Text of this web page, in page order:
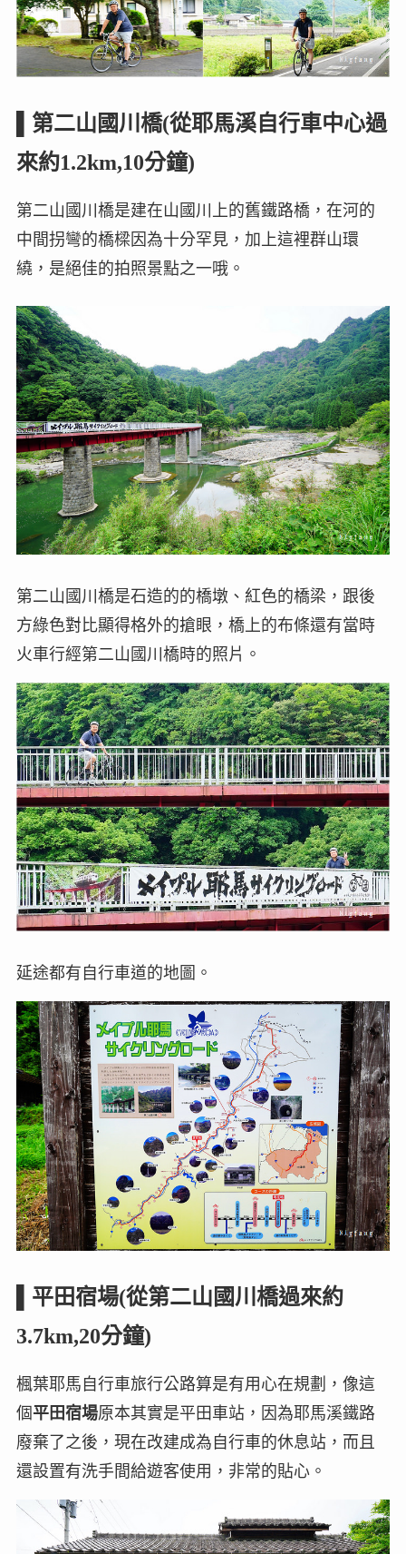
▌第二山國川橋(從耶馬溪自行車中心過
來約1.2km,10分鐘)
第二山國川橋是建在山國川上的舊鐵路橋，在河的
中間拐彎的橋樑因為十分罕見，加上這裡群山環
繞，是絕佳的拍照景點之一哦。
第二山國川橋是石造的的橋墩、紅色的橋梁，跟後
方綠色對比顯得格外的搶眼，橋上的布條還有當時
火車行經第二山國川橋時的照片。
延途都有自行車道的地圖。
平田宿場(從第二山國川橋過來約
3.7km,20分鐘)
楓葉耶馬自行車旅行公路算是有用心在規劃，像這
個平田宿場原本其實是平田車站，因為耶馬溪鐵路
廢棄了之後，現在改建成為自行車的休息站，而且
還設置有洗手間給遊客使用，非常的貼心。